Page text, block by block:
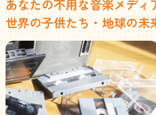
あなたの不用な音楽メディ
世界の子供たち・地球の未